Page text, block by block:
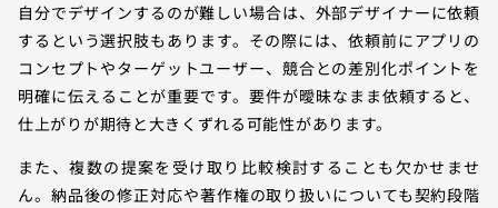
自分でデザインするのが難しい場合は、外部デザイナーに依頼
するという選択肢もあります。その際には、依頼前にアプリの
コンセプトやターゲットユーザー、競合との差別化ポイントを
明確に伝えることが重要です。要件が曖昧なまま依頼すると、
仕上がりが期待と大きくずれる可能性があります。
また、複数の提案を受け取り比較検討することも欠かせませ
ん。納品後の修正対応や著作権の取り扱いについても契約段階